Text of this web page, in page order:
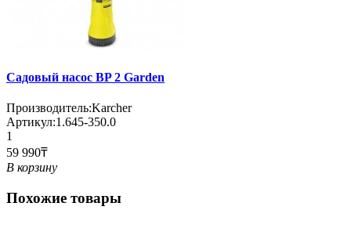
Садовый насос BP 2 Garden
Производитель:Karcher
Артикул:1.645-350.0
1
59 990₸
В корзину
Похожие товары